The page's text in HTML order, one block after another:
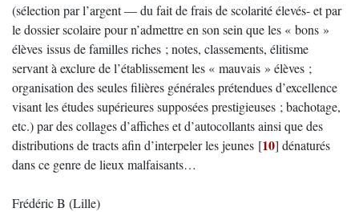
(sélection par l’argent — du fait de frais de scolarité élevés- et par
le dossier scolaire pour n’admettre en son sein que les « bons »
élèves issus de familles riches ; notes, classements, élitisme
servant à exclure de l’établissement les « mauvais » élèves ;
organisation des seules filières générales prétendues d’excellence
visant les études supérieures supposées prestigieuses ; bachotage,
etc.) par des collages d’affiches et d’autocollants ainsi que des
distributions de tracts afin d’interpeler les jeunes [10] dénaturés
dans ce genre de lieux malfaisants…
Frédéric B (Lille)